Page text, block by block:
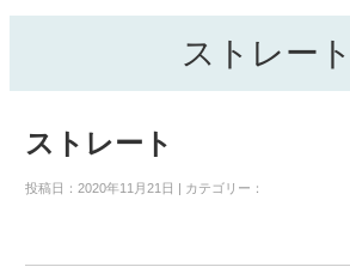
ストレート
ストレート
投稿日：2020年11月21日 | カテゴリー：